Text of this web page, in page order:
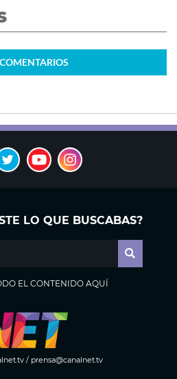
COMENTARIOS
LO QUE BUSCABAS?
EL CONTENIDO AQUÍ
/ prensa@canalnet.tv